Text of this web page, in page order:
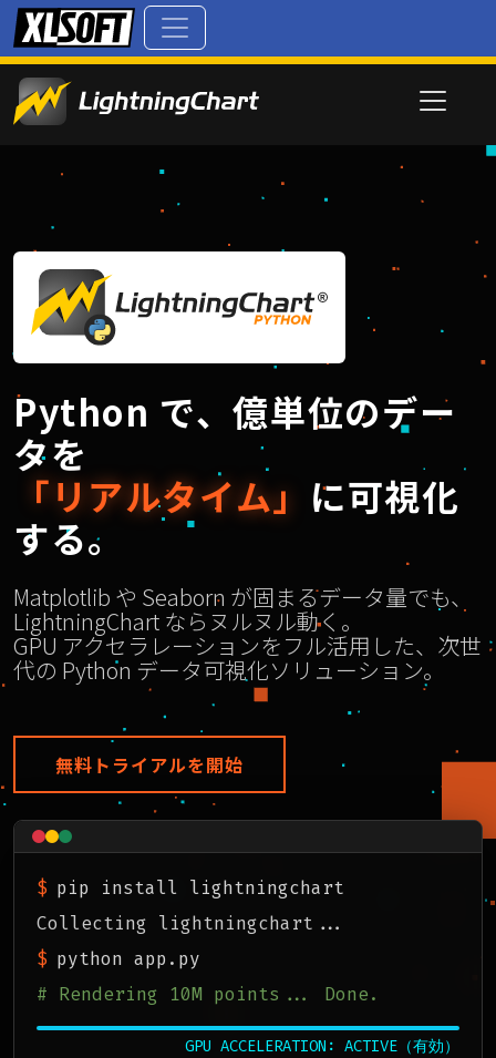
Python で、億単位のデー
タを
「リアルタイム」 に可視化
する。
Matplotlib や Seaborn が固まるデータ量でも、
LightningChart ならヌルヌル動く。
GPU アクセラレーションをフル活用した、次世
代の Python データ可視化ソリューション。
無料トライアルを開始
$ pip install lightningchart
Collecting lightningchart...
$ python app.py
# Rendering 10M points... Done.
GPU ACCELERATION: ACTIVE（有効）